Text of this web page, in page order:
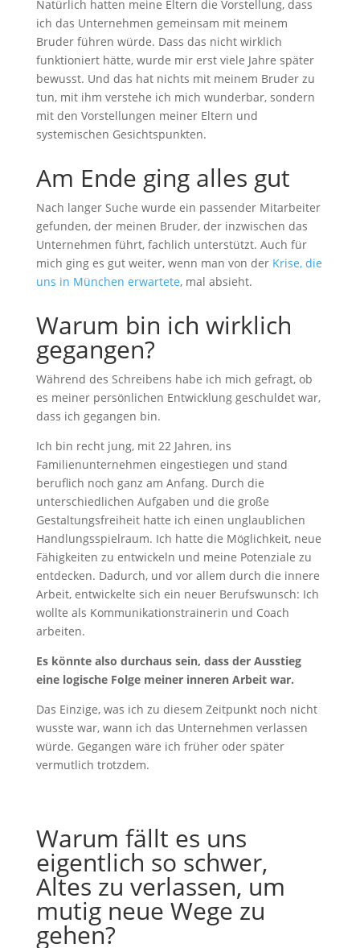
Natürlich hatten meine Eltern die Vorstellung, dass
ich das Unternehmen gemeinsam mit meinem
Bruder führen würde. Dass das nicht wirklich
funktioniert hätte, wurde mir erst viele Jahre später
bewusst. Und das hat nichts mit meinem Bruder zu
tun, mit ihm verstehe ich mich wunderbar, sondern
mit den Vorstellungen meiner Eltern und
systemischen Gesichtspunkten.
Am Ende ging alles gut
Nach langer Suche wurde ein passender Mitarbeiter
gefunden, der meinen Bruder, der inzwischen das
Unternehmen führt, fachlich unterstützt. Auch für
mich ging es gut weiter, wenn man von der Krise, die
uns in München erwartete, mal absieht.
Warum bin ich wirklich
gegangen?
Während des Schreibens habe ich mich gefragt, ob
es meiner persönlichen Entwicklung geschuldet war,
dass ich gegangen bin.
Ich bin recht jung, mit 22 Jahren, ins
Familienunternehmen eingestiegen und stand
beruflich noch ganz am Anfang. Durch die
unterschiedlichen Aufgaben und die große
Gestaltungsfreiheit hatte ich einen unglaublichen
Handlungsspielraum. Ich hatte die Möglichkeit, neue
Fähigkeiten zu entwickeln und meine Potenziale zu
entdecken. Dadurch, und vor allem durch die innere
Arbeit, entwickelte sich ein neuer Berufswunsch: Ich
wollte als Kommunikationstrainerin und Coach
arbeiten.
Es könnte also durchaus sein, dass der Ausstieg
eine logische Folge meiner inneren Arbeit war.
Das Einzige, was ich zu diesem Zeitpunkt noch nicht
wusste war, wann ich das Unternehmen verlassen
würde. Gegangen wäre ich früher oder später
vermutlich trotzdem.
Warum fällt es uns
eigentlich so schwer,
Altes zu verlassen, um
mutig neue Wege zu
gehen?